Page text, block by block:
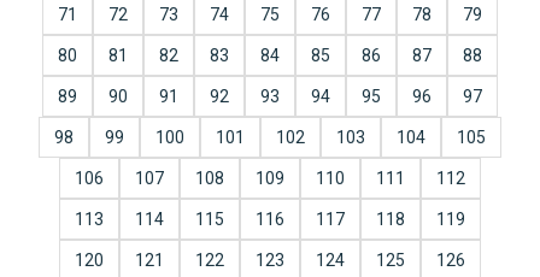
71 72 73 74 75 76 77 78 79
80 81 82 83 84 85 86 87 88
89 90 91 92 93 94 95 96 97
98 99 100 101 102 103 104 105
106 107 108 109 110 111 112
113 114 115 116 117 118 119
120 121 122 123 124 125 126